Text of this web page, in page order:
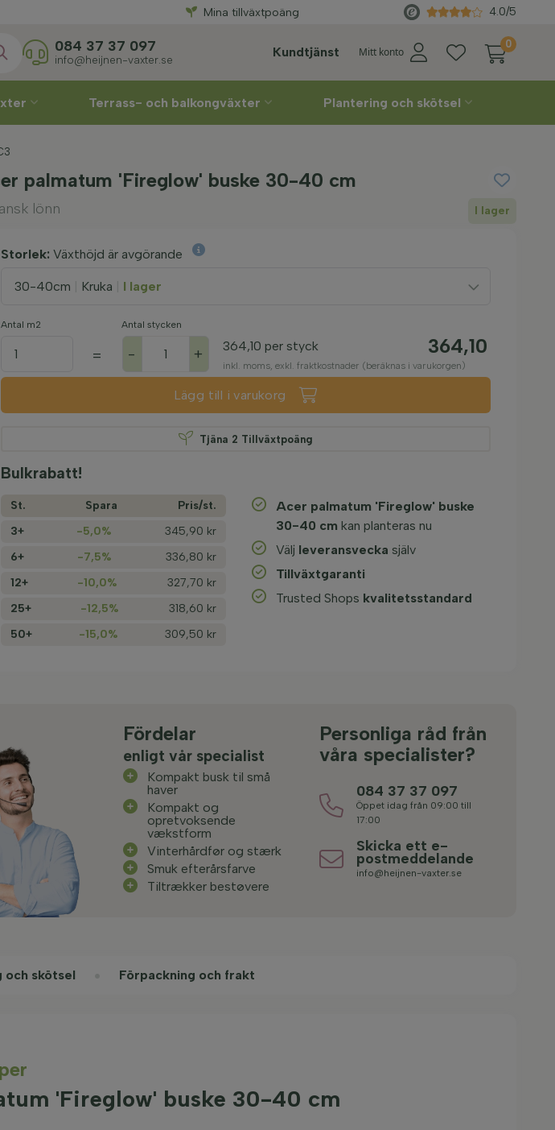
leveransveckasjälv
Mina tillväxtpoäng 4.0/5
Kundtjänst Mitt konto
0
084 37 37 097
info@heijnen-vaxter.se
Terrass- och balkongväxter Plantering och skötsel
palmatum 'Fireglow' buske 30-40 cm
lönn I lager
Storlek: Växthöjd är avgörande
30-40cm Kruka I lager
Antal m2
=
Antal stycken
- + 364,10 per styck 364,10
inkl. moms, exkl. fraktkostnader (beräknas i varukorgen)
Lägg till i varukorg
Tjäna 2 Tillväxtpoäng
Bulkrabatt!
St. Spara
Pris/­st.
3+
-5,0%
345,90 kr
6+
-7,5%
336,80 kr
12+
-10,0%
327,70 kr
25+
-12,5%
318,60 kr
50+
-15,0% 309,50 kr
Acer palmatum 'Fireglow' buske
30-40 cm kan planteras nu
Välj leveransvecka själv
Tillväxtgaranti
Trusted Shops kvalitetsstandard
Fördelar
enligt vår specialist
Kompakt busk til små
haver
Kompakt og
opretvoksende
vækstform
Vinterhårdfør og stærk
Smuk efterårsfarve
Tiltrækker bestøvere
Personliga råd från
våra specialister?
084 37 37 097
Öppet idag från 09:00 till
17:00
Skicka ett e-
postmeddelande
info@heijnen-vaxter.se
och skötsel Förpackning och frakt
'Fireglow' buske 30-40 cm